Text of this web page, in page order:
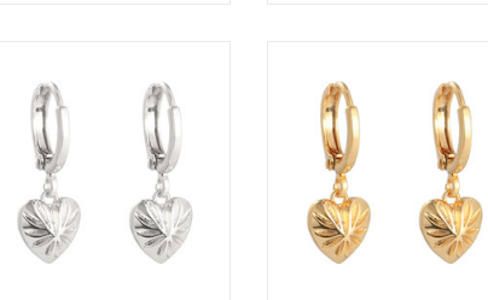
TOEVOEGEN AAN WINKELWAGEN
TOEVOEGEN AAN